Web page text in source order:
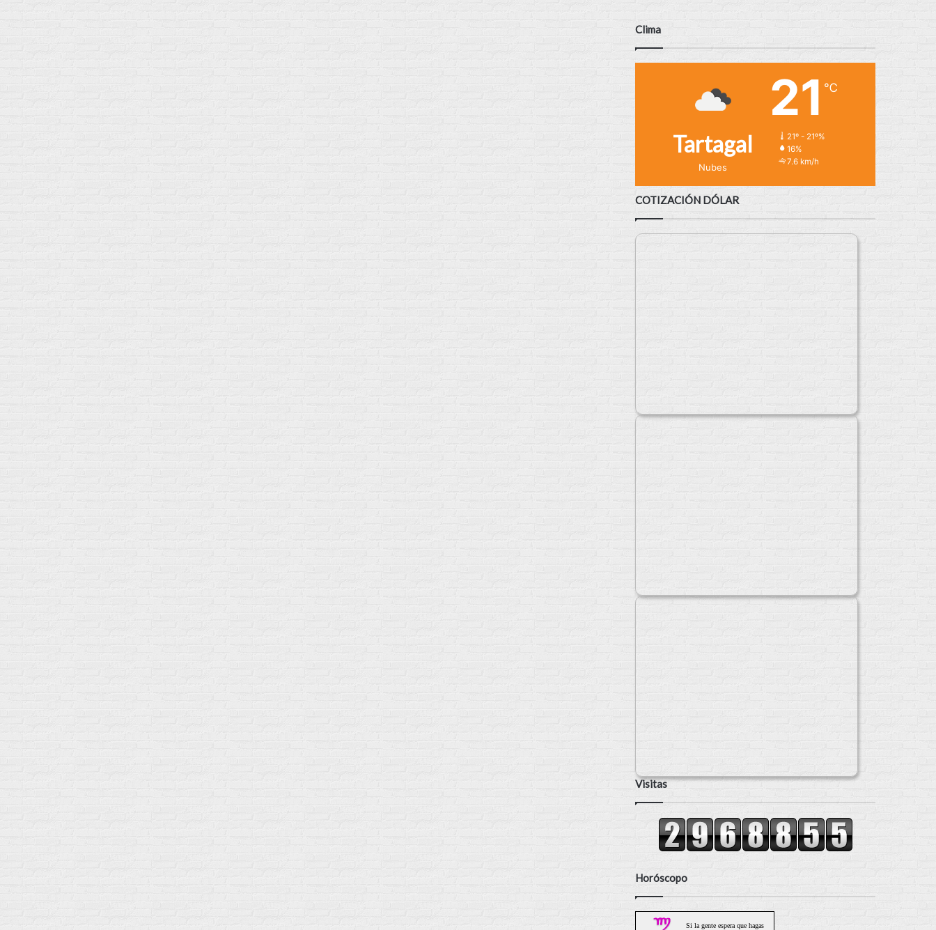
Clima
Tartagal
Nubes
21 ℃
21º - 21º%
16%
7.6 km/h
COTIZACIÓN DÓLAR
Visitas
Horóscopo